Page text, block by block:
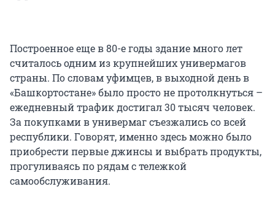
Построенное еще в 80-е годы здание много лет
считалось одним из крупнейших универмагов
страны. По словам уфимцев, в выходной день в
«Башкортостане» было просто не протолкнуться –
ежедневный трафик достигал 30 тысяч человек.
За покупками в универмаг съезжались со всей
республики. Говорят, именно здесь можно было
приобрести первые джинсы и выбрать продукты,
прогуливаясь по рядам с тележкой
самообслуживания.